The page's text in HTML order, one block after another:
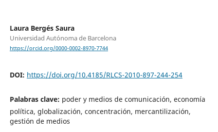
Laura Bergés Saura
Universidad Autónoma de Barcelona
https://orcid.org/0000-0002-8970-7744
DOI: https://doi.org/10.4185/RLCS-2010-897-244-254
Palabras clave: poder y medios de comunicación, economía
política, globalización, concentración, mercantilización,
gestión de medios